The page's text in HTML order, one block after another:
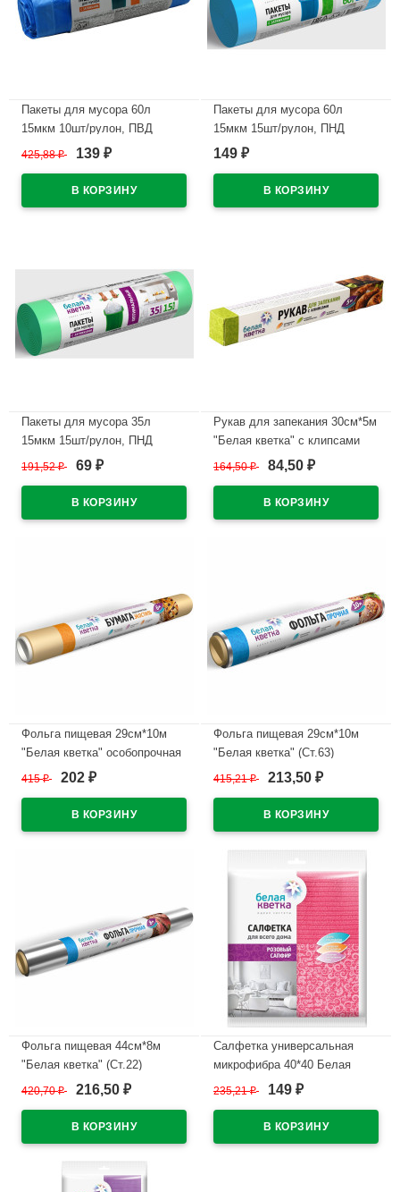
Пакеты для мусора 60л
15мкм 10шт/рулон, ПВД
синие "Белая кветка" (Ст.25)
425,88₽ 139 ₽
Пакеты для мусора 60л
15мкм 15шт/рулон, ПНД
синие "Белая кветка" (Ст.20)
149 ₽
Пакеты для мусора 35л
15мкм 15шт/рулон, ПНД
зеленые с завязками "Белая
191,52₽ 69 ₽
Рукав для запекания 30см*5м
"Белая кветка" с клипсами
164,50₽ 84,50 ₽
Фольга пищевая 29см*10м
"Белая кветка" особопрочная
415₽ 202 ₽
Фольга пищевая 29см*10м
"Белая кветка" (Ст.63)
В наличии
415,21₽ 213,50 ₽
Фольга пищевая 44см*8м
"Белая кветка" (Ст.22)
В наличии
420,70₽ 216,50 ₽
Салфетка универсальная
микрофибра 40*40 Белая
кветка "Розовый сапфир"
235,21₽ 149 ₽